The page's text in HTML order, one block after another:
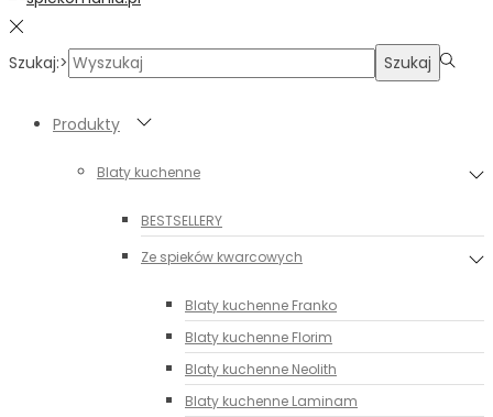
Szukaj:> Szukaj
Produkty
Blaty kuchenne
BESTSELLERY
Ze spieków kwarcowych
Blaty kuchenne Franko
Blaty kuchenne Florim
Blaty kuchenne Neolith
Blaty kuchenne Laminam